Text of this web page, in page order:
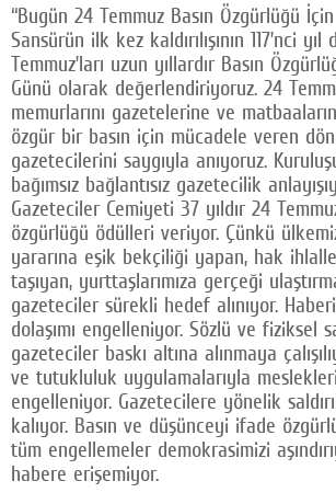
“Bugün 24 Temmuz Basın Özgürlüğü
Sansürün ilk kez kaldırılışının 117’nci
Temmuz’ları uzun yıllardır Basın
Günü olarak değerlendiriyoruz. 24
memurlarını gazetelerine ve
özgür bir basın için mücadele veren
gazetecilerini saygıyla anıyoruz.
bağımsız bağlantısız gazetecilik
Gazeteciler Cemiyeti 37 yıldır 24
özgürlüğü ödülleri veriyor. Çünkü
yararına eşik bekçiliği yapan, hak
taşıyan, yurttaşlarımıza gerçeği
gazeteciler sürekli hedef alınıyor.
dolaşımı engelleniyor. Sözlü ve fiziksel
gazeteciler baskı altına alınmaya
ve tutukluluk uygulamalarıyla
engelleniyor. Gazetecilere yönelik
kalıyor. Basın ve düşünceyi ifade
tüm engellemeler demokrasimizi
habere erişemiyor.